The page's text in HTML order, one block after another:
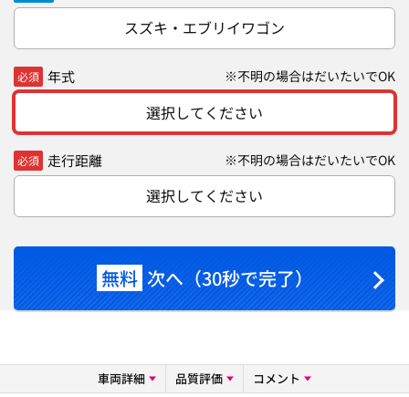
スズキ・エブリイワゴン
必須 年式 ※不明の場合はだいたいでOK
選択してください
必須 走行距離 ※不明の場合はだいたいでOK
選択してください
無料 次へ（30秒で完了）
車両詳細 品質評価 コメント